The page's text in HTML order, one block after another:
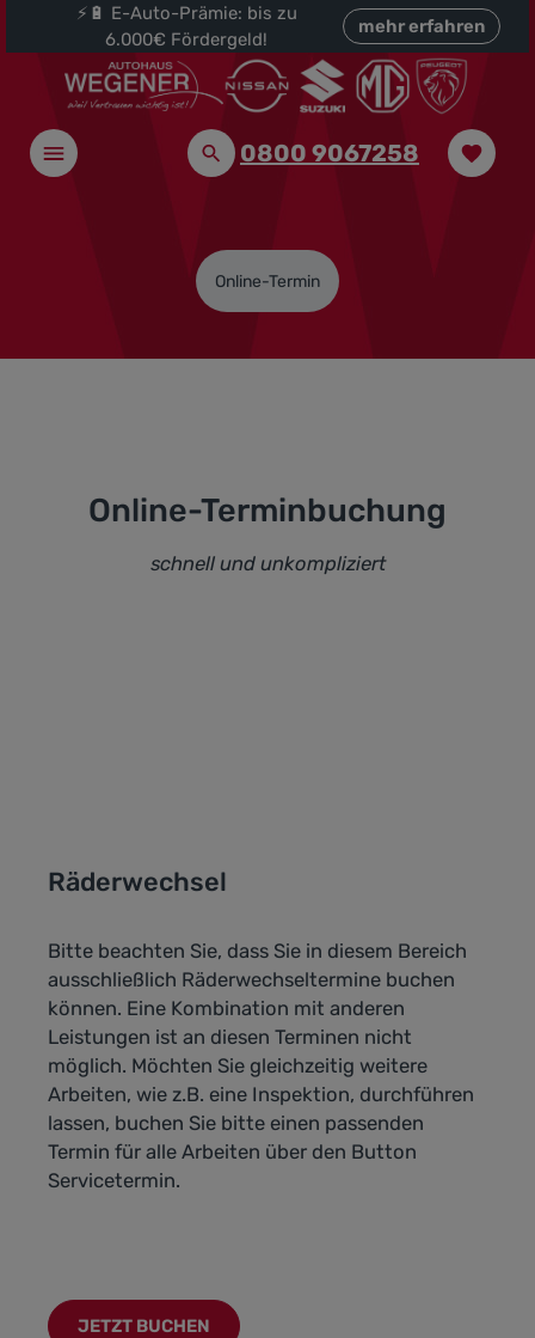
springen
⚡🔋 E-Auto-Prämie: bis zu
6.000€ Fördergeld!
mehr erfahren
0800 9067258
Online-Termin
Online-Terminbuchung
schnell und unkompliziert
Räderwechsel
Bitte beachten Sie, dass Sie in diesem Bereich
ausschließlich Räderwechseltermine buchen
können. Eine Kombination mit anderen
Leistungen ist an diesen Terminen nicht
möglich. Möchten Sie gleichzeitig weitere
Arbeiten, wie z.B. eine Inspektion, durchführen
lassen, buchen Sie bitte einen passenden
Termin für alle Arbeiten über den Button
Servicetermin.
JETZT BUCHEN